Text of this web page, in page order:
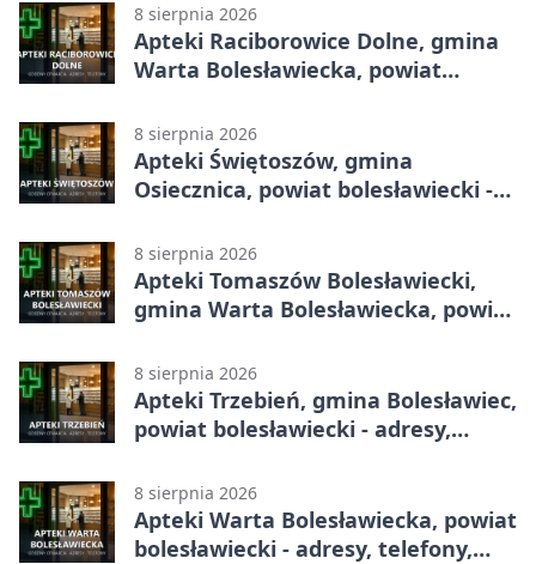
8 sierpnia 2026
Apteki Raciborowice Dolne, gmina
Warta Bolesławiecka, powiat
godziny otwarcia
8 sierpnia 2026
Apteki Świętoszów, gmina
Osiecznica, powiat bolesławiecki -
8 sierpnia 2026
Apteki Tomaszów Bolesławiecki,
gmina Warta Bolesławiecka, powiat
godziny otwarcia
8 sierpnia 2026
Apteki Trzebień, gmina Bolesławiec,
powiat bolesławiecki - adresy,
8 sierpnia 2026
Apteki Warta Bolesławiecka, powiat
bolesławiecki - adresy, telefony,